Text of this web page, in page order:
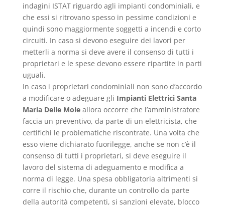
indagini ISTAT riguardo agli impianti condominiali, e
che essi si ritrovano spesso in pessime condizioni e
quindi sono maggiormente soggetti a incendi e corto
circuiti. In caso si devono eseguire dei lavori per
metterli a norma si deve avere il consenso di tutti i
proprietari e le spese devono essere ripartite in parti
uguali.
In caso i proprietari condominiali non sono d’accordo
a modificare o adeguare gli Impianti Elettrici Santa
Maria Delle Moleallora occorre che l’amministratore
faccia un preventivo, da parte di un elettricista, che
certifichi le problematiche riscontrate. Una volta che
esso viene dichiarato fuorilegge, anche se non c’è il
consenso di tutti i proprietari, si deve eseguire il
lavoro del sistema di adeguamento e modifica a
norma di legge. Una spesa obbligatoria altrimenti si
corre il rischio che, durante un controllo da parte
della autorità competenti, si sanzioni elevate, blocco